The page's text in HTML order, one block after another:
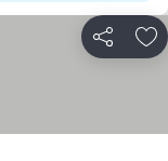
Delen